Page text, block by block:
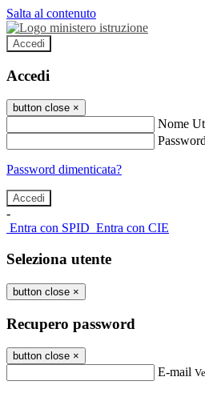
Salta al contenuto
Accedi
Accedi
button close ×
Nome
Password dimenticata?
-
Entra con SPID Entra con CIE
Seleziona utente
button close ×
Recupero password
button close ×
E-mail